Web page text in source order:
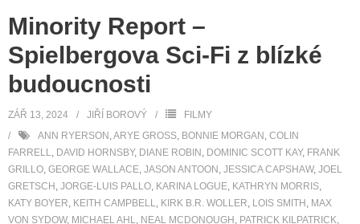
Minority Report –
Spielbergova Sci-Fi z blízké
budoucnosti
ZÁŘ 13, 2024 JIŘÍ BOROVÝ
FILMY
ANN RYERSON ,ARYE GROSS, BONNIE MORGAN , COLIN
FARRELL, DAVID HORNSBY, DIANE ROBIN , DOMINIC SCOTT KAY, FRANK
GRILLO, GEORGE WALLACE, JASON ANTOON , JESSICA CAPSHAW, JOEL
GRETSCH , JORGE-LUIS PALLO, KARINA LOGUE, KATHRYN MORRIS,
KATY BOYER, KEITH CAMPBELL, KIRK B.R. WOLLER, LOIS SMITH , MAX
VON SYDOW, MICHAEL AHL, NEAL MCDONOUGH , PATRICK KILPATRICK,